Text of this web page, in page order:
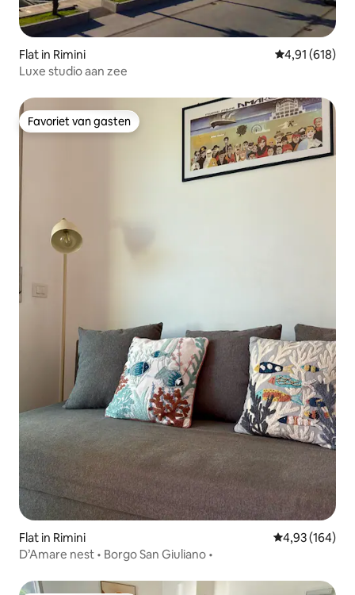
Flat in Rimini Gemiddelde
4,91 (618)
Luxe studio aan zee
Favoriet van gasten
Favoriet van gasten
Flat in Rimini Gemiddelde
4,93 (164)
D’Amare nest • Borgo San Giuliano •